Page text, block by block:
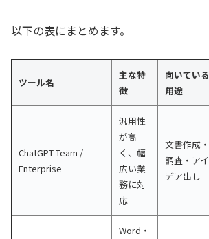
以下の表にまとめます。
ツール名
主な特
徴
向いている
用途
ChatGPT Team /
Enterprise
汎用性
が高
く、幅
広い業
務に対
応
文書作成・
調査・アイ
デア出し
Word・